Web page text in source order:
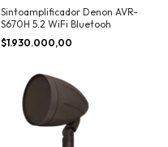
Sintoamplificador Denon AVR-
S670H 5.2 WiFi Bluetooh
$1.930.000,00